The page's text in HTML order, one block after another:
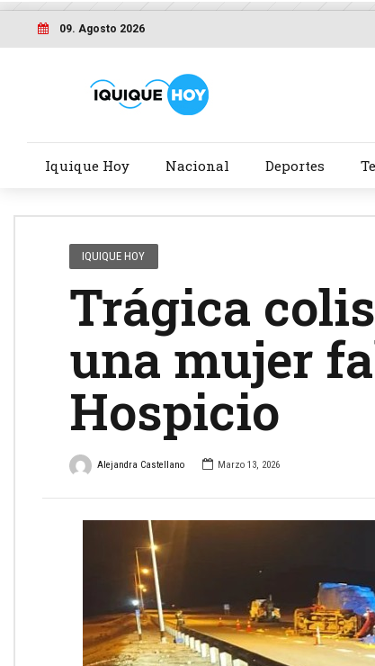
09. Agosto 2026
Iquique Hoy Nacional Deportes
IQUIQUE HOY
Trágica
una mujer
Hospicio
Alejandra Castellano Marzo 13, 2026